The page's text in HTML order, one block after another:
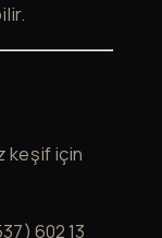
keşif için
602 13